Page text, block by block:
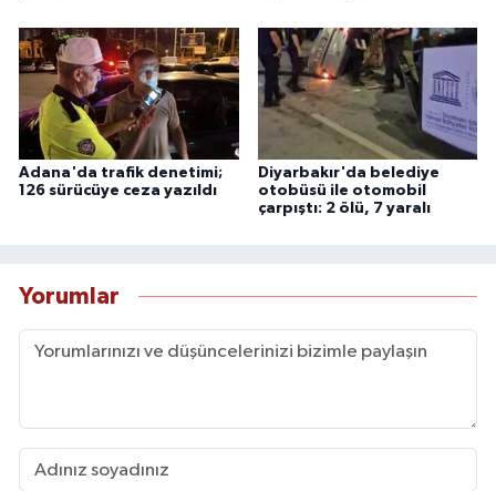
Adana'da trafik denetimi;
126 sürücüye ceza yazıldı
Diyarbakır'da belediye
otobüsü ile otomobil
çarpıştı: 2 ölü, 7 yaralı
Yorumlar